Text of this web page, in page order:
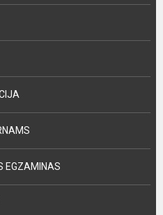
EGZAMINAS